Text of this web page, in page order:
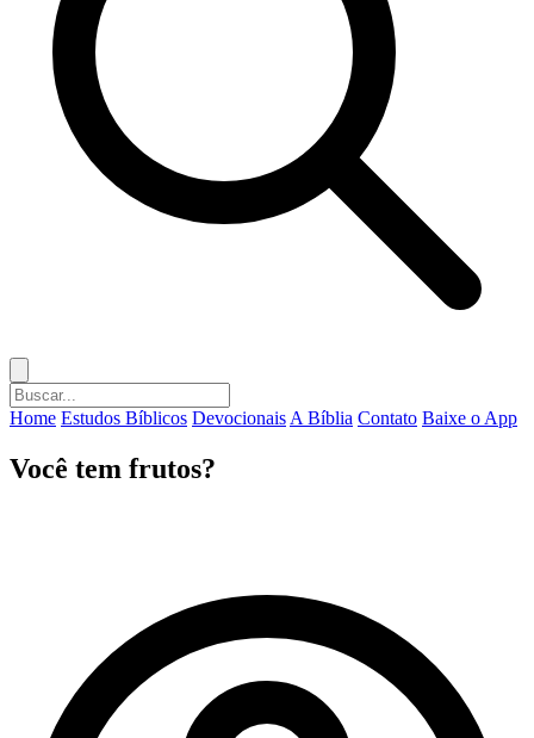
Home Estudos Bíblicos Devocionais A Bíblia Contato Baixe o App
Você tem frutos?